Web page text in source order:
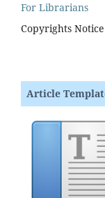
For Librarians
Copyrights Notice
Article